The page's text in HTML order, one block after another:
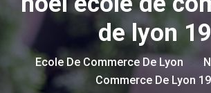
de lyon 19
Ecole De Commerce De Lyon
Commerce De Lyon 19